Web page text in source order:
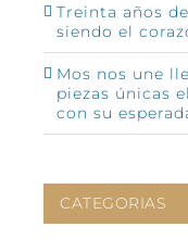
Treinta años
siendo el
Mos nos une
piezas únicas
con su
CATEGORIAS